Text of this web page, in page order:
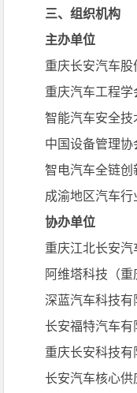
三、组织机构
主办单位
重庆长安汽车股
重庆汽车工程学
智能汽车安全技
中国设备管理
智电汽车全链创
成渝地区汽车
协办单位
重庆江北长安汽
阿维塔科技（重
深蓝汽车科技有
长安福特汽车有
重庆长安科技有
长安汽车核心